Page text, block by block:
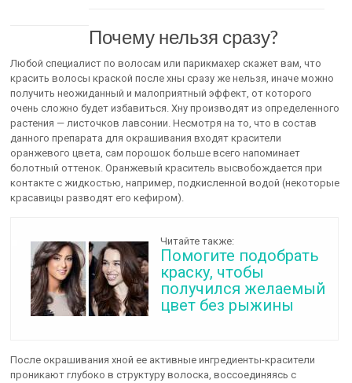
Почему нельзя сразу?
Любой специалист по волосам или парикмахер скажет вам, что
красить волосы краской после хны сразу же нельзя, иначе можно
получить неожиданный и малоприятный эффект, от которого
очень сложно будет избавиться. Хну производят из определенного
растения — листочков лавсонии. Несмотря на то, что в состав
данного препарата для окрашивания входят красители
оранжевого цвета, сам порошок больше всего напоминает
болотный оттенок. Оранжевый краситель высвобождается при
контакте с жидкостью, например, подкисленной водой (некоторые
красавицы разводят его кефиром).
Читайте также:
Помогите подобрать
краску, чтобы
получился желаемый
цвет без рыжины
После окрашивания хной ее активные ингредиенты-красители
проникают глубоко в структуру волоска, воссоединяясь с